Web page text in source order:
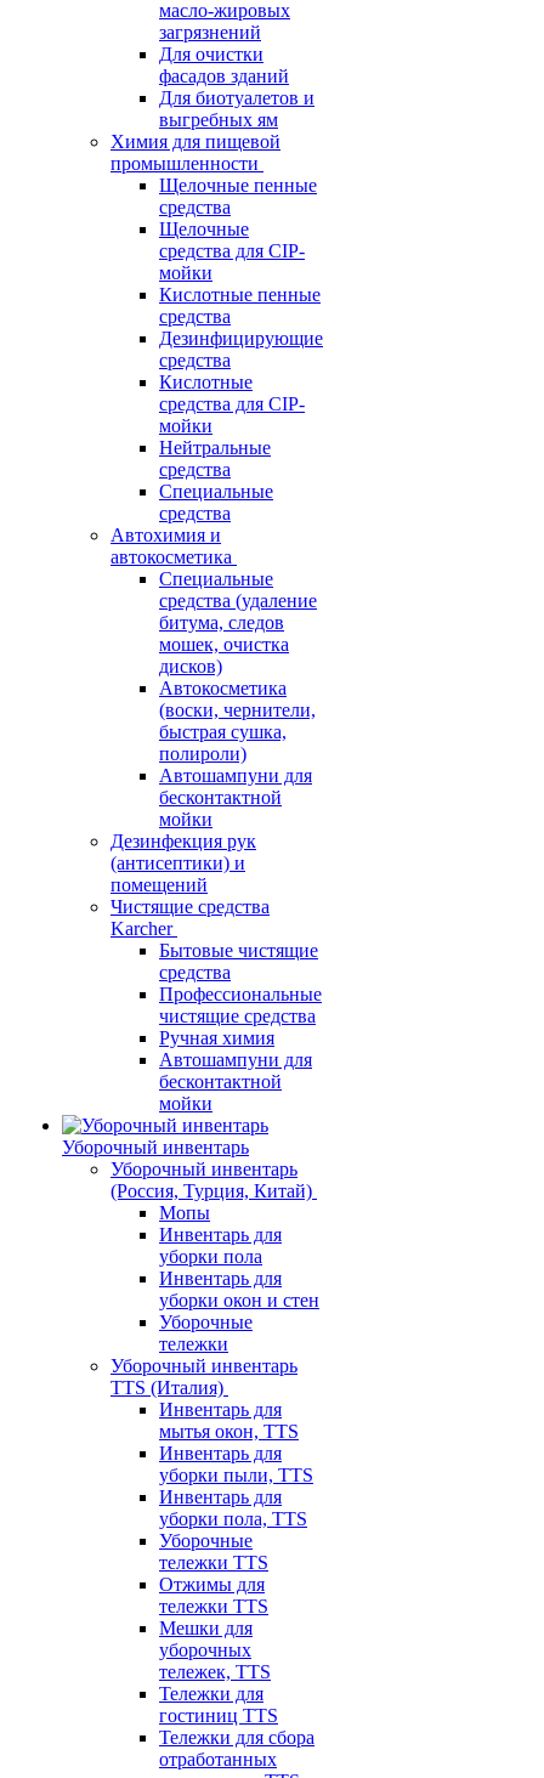
масло-жировых
загрязнений
Для очистки
фасадов зданий
Для биотуалетов и
выгребных ям
Химия для пищевой
промышленности
Щелочные пенные
средства
Щелочные
средства для CIP-
мойки
Кислотные пенные
средства
Дезинфицирующие
средства
Кислотные
средства для CIP-
мойки
Нейтральные
средства
Специальные
средства
Автохимия и
автокосметика
Специальные
средства (удаление
битума, следов
мошек, очистка
дисков)
Автокосметика
(воски, чернители,
быстрая сушка,
полироли)
Автошампуни для
бесконтактной
мойки
Дезинфекция рук
(антисептики) и
помещений
Чистящие средства
Karcher
Бытовые чистящие
средства
Профессиональные
чистящие средства
Ручная химия
Автошампуни для
бесконтактной
мойки
Уборочный инвентарь
Уборочный инвентарь
(Россия, Турция, Китай)
Мопы
Инвентарь для
уборки пола
Инвентарь для
уборки окон и стен
Уборочные
тележки
Уборочный инвентарь
TTS (Италия)
Инвентарь для
мытья окон, TTS
Инвентарь для
уборки пыли, TTS
Инвентарь для
уборки пола, TTS
Уборочные
тележки TTS
Отжимы для
тележки TTS
Мешки для
уборочных
тележек, TTS
Тележки для
гостиниц TTS
Тележки для сбора
отработанных